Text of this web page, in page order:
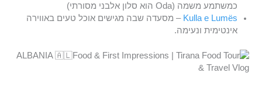
כמשתמע משמה (Oda הוא סלון אלבני מסורתי)
Kulla e Lumës – מסעדה שבה מגישים אוכל טעים באווירה
אינטימית ונעימה.